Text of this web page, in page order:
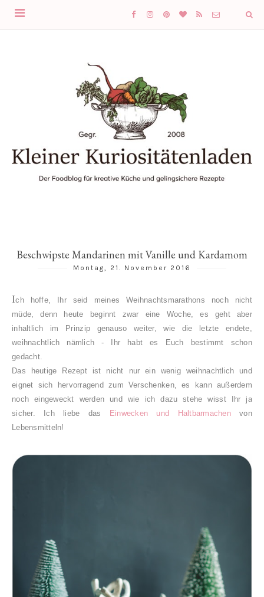
Beschwipste Mandarinen mit Vanille und Kardamom
Montag, 21. November 2016
Ich hoffe, Ihr seid meines Weihnachtsmarathons noch nicht
müde, denn heute beginnt zwar eine Woche, es geht aber
inhaltlich im Prinzip genauso weiter, wie die letzte endete,
weihnachtlich nämlich - Ihr habt es Euch bestimmt schon
gedacht.
Das heutige Rezept ist nicht nur ein wenig weihnachtlich und
eignet sich hervorragend zum Verschenken, es kann außerdem
noch eingeweckt werden und wie ich dazu stehe wisst Ihr ja
sicher. Ich liebe das
Einwecken und Haltbarmachenvon
Lebensmitteln!